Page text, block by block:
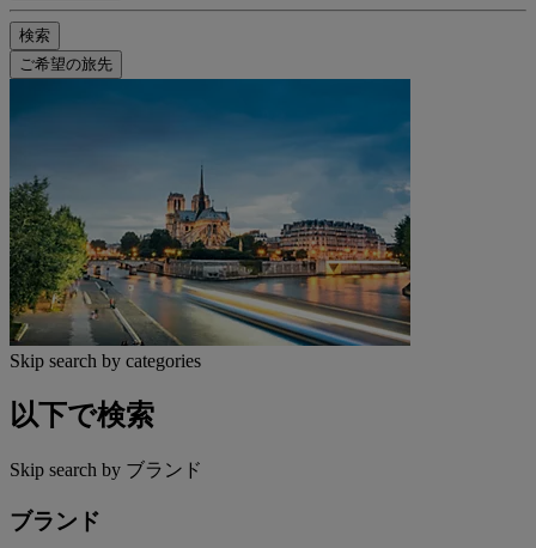
検索
ご希望の旅先
Skip search by categories
以下で検索
Skip search by ブランド
ブランド